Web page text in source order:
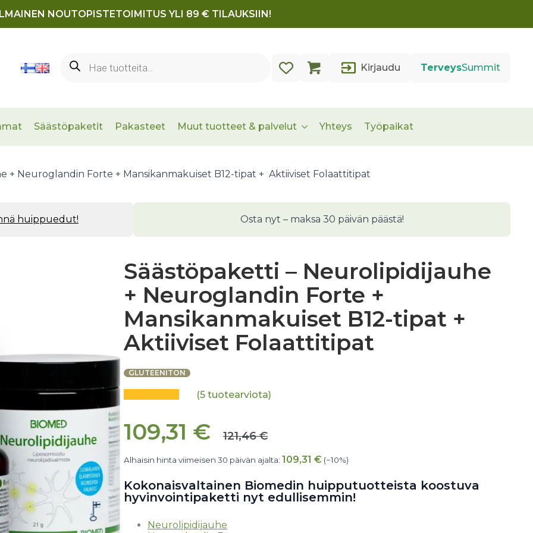
NOUTOPISTETOIMITUS YLI 89 € TILAUKSIIN!
search
Kirjaudu TerveysSummit
Säästöpaketit Pakasteet Muut tuotteet & palvelut Yhteys Työpaikat
+ Neuroglandin Forte + Mansikanmakuiset B12-tipat + Aktiiviset Folaattitipat
huippuedut! Osta nyt – maksa 30 päivän päästä!
Säästöpaketti – Neurolipidijauhe
+ Neuroglandin Forte +
Mansikanmakuiset B12-tipat +
Aktiiviset Folaattitipat
GLUTEENITON
(5 tuotearviota)
109,31 € 121,46€
Alhaisin hinta viimeisen 30 päivän ajalta: 109,31 € (−10%)
Kokonaisvaltainen Biomedin huipputuotteista koostuva
hyvinvointipaketti nyt edullisemmin!
Neurolipidijauhe